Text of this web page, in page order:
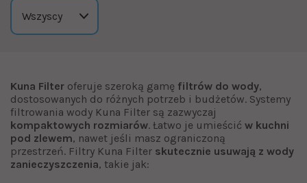
Kuna Filter oferuje szeroką gamę filtrów do wody,
dostosowanych do różnych potrzeb i budżetów. Systemy
filtrowania wody Kuna Filter są zazwyczaj
kompaktowych rozmiarów. Łatwo je umieścić w kuchni
pod zlewem, nawet jeśli masz ograniczoną
przestrzeń. Filtry Kuna Filter skutecznie usuwają z wody
zanieczyszczenia, takie jak: